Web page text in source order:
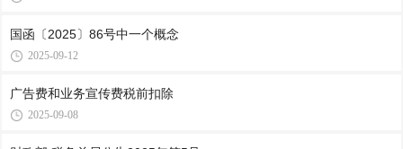
国函〔2025〕86号中一个概念
2025-09-12
广告费和业务宣传费税前扣除
2025-09-08